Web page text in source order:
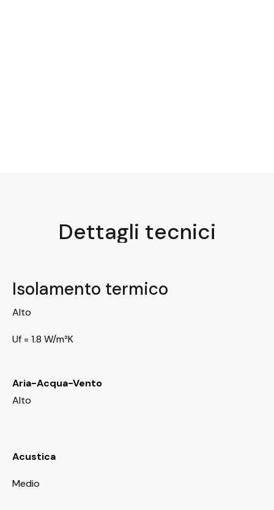
Dettagli tecnici
Isolamento termico
Alto
Uf = 1.8 W/m²K
Aria-Acqua-Vento
Alto
Acustica
Medio